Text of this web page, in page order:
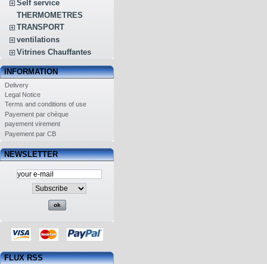
Self service
THERMOMETRES
TRANSPORT
ventilations
Vitrines Chauffantes
INFORMATION
Delivery
Legal Notice
Terms and conditions of use
Payement par chèque
payement virement
Payement par CB
NEWSLETTER
FLUX RSS